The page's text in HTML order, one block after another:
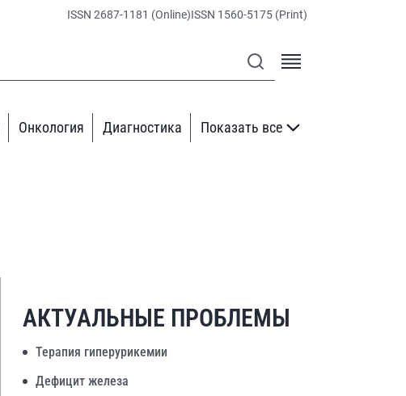
ISSN 2687-1181 (Online)ISSN 1560-5175 (Print)
Онкология Диагностика Показать все
АКТУАЛЬНЫЕ ПРОБЛЕМЫ
Терапия гиперурикемии
Дефицит железа